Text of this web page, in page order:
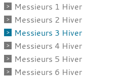
Messieurs 1 Hiver
Messieurs 2 Hiver
Messieurs 3 Hiver
Messieurs 4 Hiver
Messieurs 5 Hiver
Messieurs 6 Hiver